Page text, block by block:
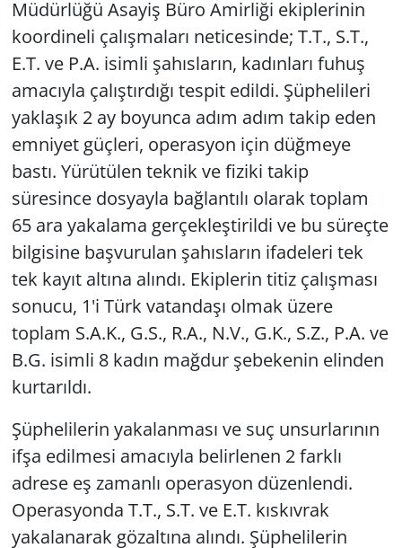
Müdürlüğü Asayiş Büro Amirliği ekiplerinin
koordineli çalışmaları neticesinde; T.T., S.T.,
E.T. ve P.A. isimli şahısların, kadınları fuhuş
amacıyla çalıştırdığı tespit edildi. Şüphelileri
yaklaşık 2 ay boyunca adım adım takip eden
emniyet güçleri, operasyon için düğmeye
bastı. Yürütülen teknik ve fiziki takip
süresince dosyayla bağlantılı olarak toplam
65 ara yakalama gerçekleştirildi ve bu süreçte
bilgisine başvurulan şahısların ifadeleri tek
tek kayıt altına alındı. Ekiplerin titiz çalışması
sonucu, 1'i Türk vatandaşı olmak üzere
toplam S.A.K., G.S., R.A., N.V., G.K., S.Z., P.A. ve
B.G. isimli 8 kadın mağdur şebekenin elinden
kurtarıldı.
Şüphelilerin yakalanması ve suç unsurlarının
ifşa edilmesi amacıyla belirlenen 2 farklı
adrese eş zamanlı operasyon düzenlendi.
Operasyonda T.T., S.T. ve E.T. kıskıvrak
yakalanarak gözaltına alındı. Şüphelilerin